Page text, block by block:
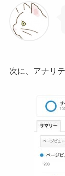
次に、アナリ